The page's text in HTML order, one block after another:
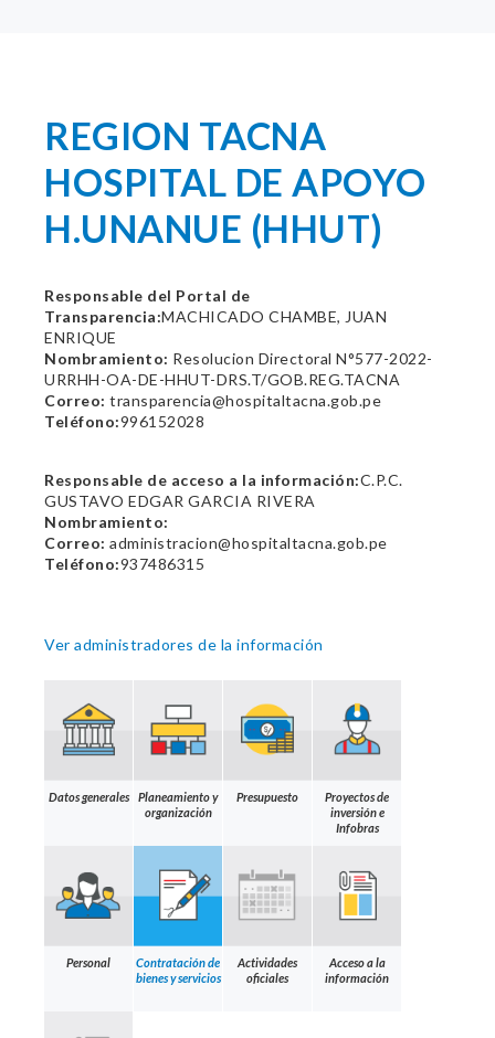
REGION TACNA
HOSPITAL DE APOYO
H.UNANUE (HHUT)
Responsable del Portal de
Transparencia:MACHICADO CHAMBE, JUAN
ENRIQUE
Nombramiento: Resolucion Directoral N°577-2022-
URRHH-OA-DE-HHUT-DRS.T/GOB.REG.TACNA
Correo: transparencia@hospitaltacna.gob.pe
Teléfono:996152028
Responsable de acceso a la información:C.P.C.
GUSTAVO EDGAR GARCIA RIVERA
Nombramiento:
Correo: administracion@hospitaltacna.gob.pe
Teléfono:937486315
Ver administradores de la información
Datos generales
Planeamiento y
organización
Presupuesto
Proyectos de
inversión e
Infobras
Personal
Contratación de
bienes y servicios
Actividades
oficiales
Acceso a la
información